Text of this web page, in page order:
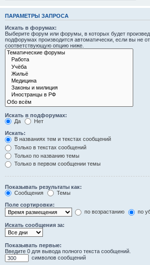
ПАРАМЕТРЫ ЗАПРОСА
Искать в форумах:
Выберите форум или форумы, в которых будет
подфорумах производится автоматически, если вы не
соответствующую опцию ниже.
Искать в подфорумах:
Да
Нет
Искать:
В названиях тем и текстах сообщений
Только в текстах сообщений
Только по названию темы
Только в первом сообщении темы
Показывать результаты как:
Сообщения
Темы
Поле сортировки:
по возрастанию
по
Искать сообщения за:
Показывать первые:
Введите 0 для вывода полного текста сообщений.
символов сообщений